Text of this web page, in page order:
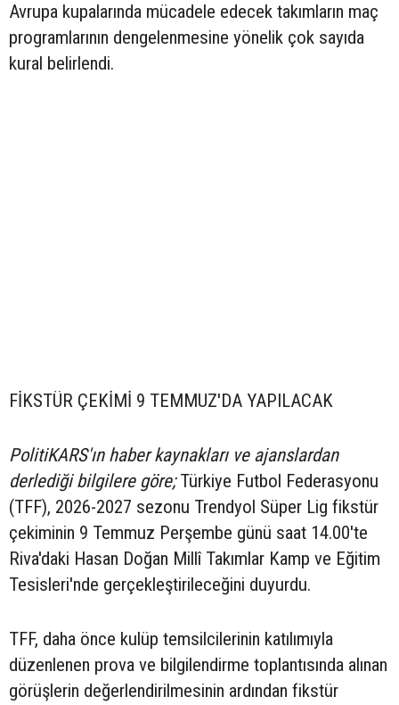
Avrupa kupalarında mücadele edecek takımların maç
programlarının dengelenmesine yönelik çok sayıda
kural belirlendi.
FİKSTÜR ÇEKİMİ 9 TEMMUZ'DA YAPILACAK
PolitiKARS'ın haber kaynakları ve ajanslardan
derlediği bilgilere göre;Türkiye Futbol Federasyonu
(TFF), 2026-2027 sezonu Trendyol Süper Lig fikstür
çekiminin 9 Temmuz Perşembe günü saat 14.00'te
Riva'daki Hasan Doğan Millî Takımlar Kamp ve Eğitim
Tesisleri'nde gerçekleştirileceğini duyurdu.
TFF, daha önce kulüp temsilcilerinin katılımıyla
düzenlenen prova ve bilgilendirme toplantısında alınan
görüşlerin değerlendirilmesinin ardından fikstür